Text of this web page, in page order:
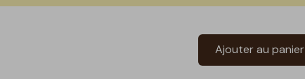
Ajouter au panier